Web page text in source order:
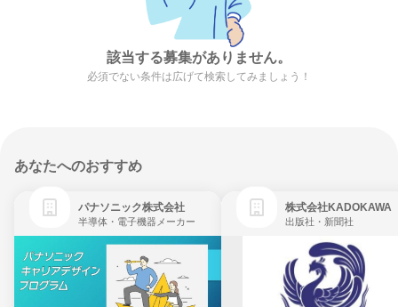
該当する募集がありません。
必須でない条件は広げて検索してみましょう！
あなたへのおすすめ
パナソニック株式会社
半導体・電子機器メーカー
株式会社KADOKAWA
出版社・新聞社